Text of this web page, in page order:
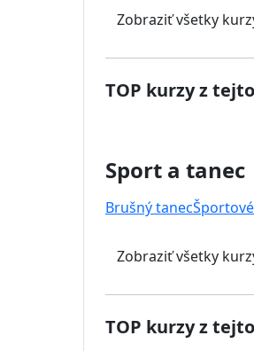
Zobraziť všetky
TOP kurzy z
Sport a tanec
Brušný tanec
Zobraziť všetky
TOP kurzy z